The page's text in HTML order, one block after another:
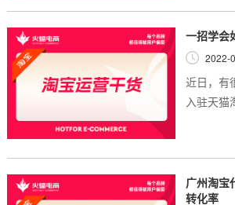
铺的商家
营，就
运营平台
一招学会
2022-
近日，有
入驻天猫
佼佼者，
压力很大
广州淘宝
转化率